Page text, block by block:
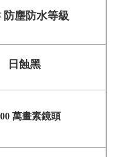
防塵防水等級
日蝕黑
萬畫素鏡頭